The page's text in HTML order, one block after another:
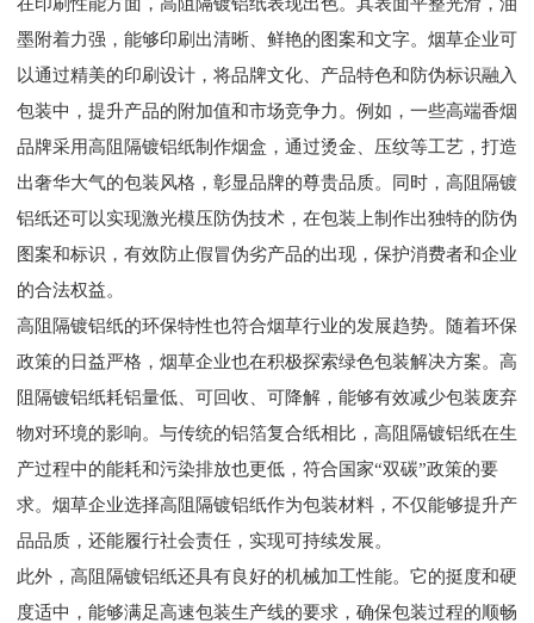
墨附着力强，能够印刷出清晰、鲜艳的图案和文字。烟草企业可
以通过精美的印刷设计，将品牌文化、产品特色和防伪标识融入
包装中，提升产品的附加值和市场竞争力。例如，一些高端香烟
品牌采用高阻隔镀铝纸制作烟盒，通过烫金、压纹等工艺，打造
出奢华大气的包装风格，彰显品牌的尊贵品质。同时，高阻隔镀
铝纸还可以实现激光模压防伪技术，在包装上制作出独特的防伪
图案和标识，有效防止假冒伪劣产品的出现，保护消费者和企业
的合法权益。
高阻隔镀铝纸的环保特性也符合烟草行业的发展趋势。随着环保
政策的日益严格，烟草企业也在积极探索绿色包装解决方案。高
阻隔镀铝纸耗铝量低、可回收、可降解，能够有效减少包装废弃
物对环境的影响。与传统的铝箔复合纸相比，高阻隔镀铝纸在生
产过程中的能耗和污染排放也更低，符合国家“双碳”政策的要
求。烟草企业选择高阻隔镀铝纸作为包装材料，不仅能够提升产
品品质，还能履行社会责任，实现可持续发展。
此外，高阻隔镀铝纸还具有良好的机械加工性能。它的挺度和硬
度适中，能够满足高速包装生产线的要求，确保包装过程的顺畅